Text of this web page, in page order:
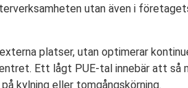
utan även i
platser, utan optimerar
Ett lågt PUE-tal innebär att så
kylning eller tomgångskörning.